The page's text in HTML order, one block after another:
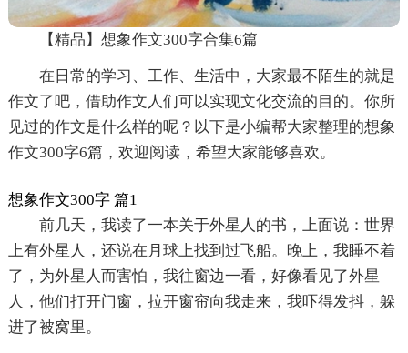
【精品】想象作文300字合集6篇
在日常的学习、工作、生活中，大家最不陌生的就是
作文了吧，借助作文人们可以实现文化交流的目的。你所
见过的作文是什么样的呢？以下是小编帮大家整理的想象
作文300字6篇，欢迎阅读，希望大家能够喜欢。
想象作文300字 篇1
前几天，我读了一本关于外星人的书，上面说：世界
上有外星人，还说在月球上找到过飞船。晚上，我睡不着
了，为外星人而害怕，我往窗边一看，好像看见了外星
人，他们打开门窗，拉开窗帘向我走来，我吓得发抖，躲
进了被窝里。